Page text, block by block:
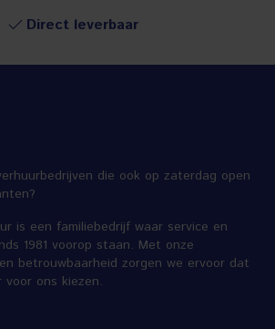
Direct leverbaar
die ook op zaterdag open
is een familiebedrijf waar service en
1981 voorop staan. Met onze
betrouwbaarheid zorgen we ervoor dat
ons kiezen.